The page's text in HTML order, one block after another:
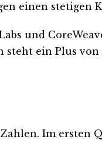
einen stetigen
und
steht ein Plus
Im ersten